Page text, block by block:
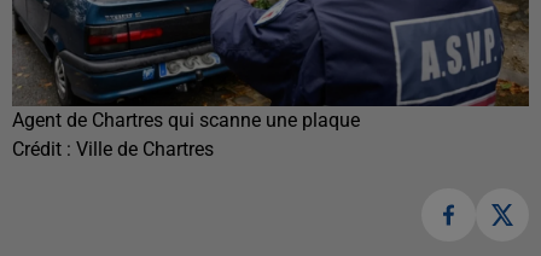
Agent de Chartres qui scanne une plaque
Crédit : Ville de Chartres